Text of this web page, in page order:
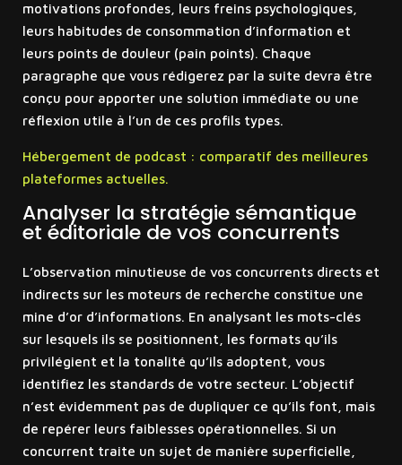
motivations profondes, leurs freins psychologiques,
leurs habitudes de consommation d’information et
leurs points de douleur (pain points). Chaque
paragraphe que vous rédigerez par la suite devra être
conçu pour apporter une solution immédiate ou une
réflexion utile à l’un de ces profils types.
Hébergement de podcast : comparatif des meilleures
plateformes actuelles.
Analyser la stratégie sémantique
et éditoriale de vos concurrents
L’observation minutieuse de vos concurrents directs et
indirects sur les moteurs de recherche constitue une
mine d’or d’informations. En analysant les mots-clés
sur lesquels ils se positionnent, les formats qu’ils
privilégient et la tonalité qu’ils adoptent, vous
identifiez les standards de votre secteur. L’objectif
n’est évidemment pas de dupliquer ce qu’ils font, mais
de repérer leurs faiblesses opérationnelles. Si un
concurrent traite un sujet de manière superficielle,